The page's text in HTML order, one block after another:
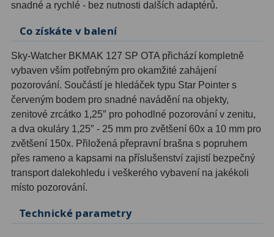
Azimutální AZ5
Paralaktické EQ 19
Fotografické montáže5
Objímky10
snadné a rychlé - bez nutnosti dalších adaptérů.
Co získáte v balení
Sky-Watcher BKMAK 127 SP OTA přichází kompletně
vybaven vším potřebným pro okamžité zahájení
pozorování. Součástí je hledáček typu Star Pointer s
červeným bodem pro snadné navádění na objekty,
zenitové zrcátko 1,25″ pro pohodlné pozorování v zenitu,
a dva okuláry 1,25″ - 25 mm pro zvětšení 60x a 10 mm pro
zvětšení 150x. Přiložená přepravní brašna s popruhem
přes rameno a kapsami na příslušenství zajistí bezpečný
transport dalekohledu i veškerého vybavení na jakékoli
místo pozorování.
Technické parametry